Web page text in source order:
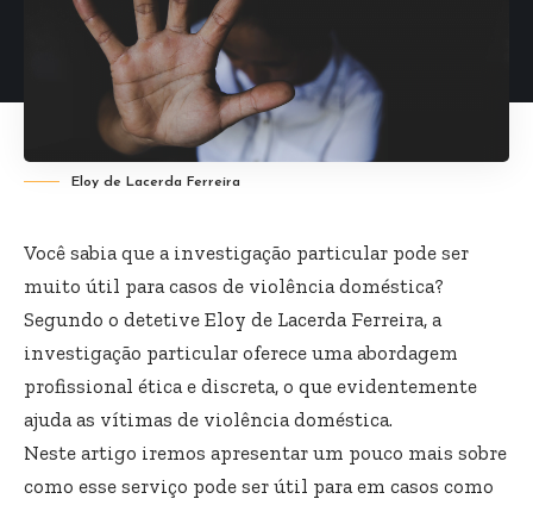
Eloy de Lacerda Ferreira
Você sabia que a investigação particular pode ser
muito útil para casos de violência doméstica?
Segundo o detetive Eloy de Lacerda Ferreira, a
investigação particular oferece uma abordagem
profissional ética e discreta, o que evidentemente
ajuda as vítimas de violência doméstica.
Neste artigo iremos apresentar um pouco mais sobre
como esse serviço pode ser útil para em casos como